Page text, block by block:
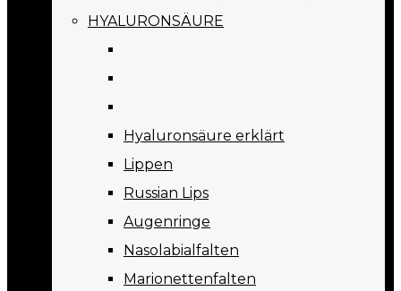
HYALURONSÄURE
Hyaluronsäure erklärt
Lippen
Russian Lips
Augenringe
Nasolabialfalten
Marionettenfalten